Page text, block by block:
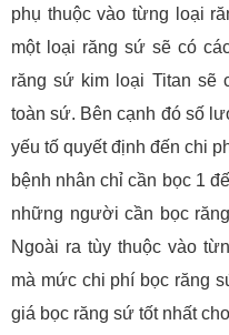
phụ thuộc vào từng loại
một loại răng sứ sẽ có
răng sứ kim loại Titan sẽ
toàn sứ. Bên cạnh đó số
yếu tố quyết định đến chi
bệnh nhân chỉ cần bọc 1
những người cần bọc
Ngoài ra tùy thuộc vào
mà mức chi phí bọc răng
giá bọc răng sứ tốt nhất